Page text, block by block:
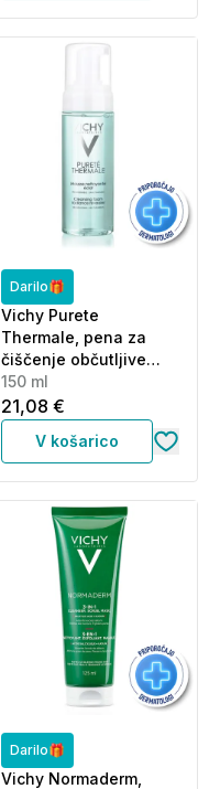
Darilo🎁
Vichy Purete
Thermale, pena za
čiščenje občutljive
kože obraza (150 ml)
150 ml
21,08 €
V košarico
Darilo🎁
Vichy Normaderm,